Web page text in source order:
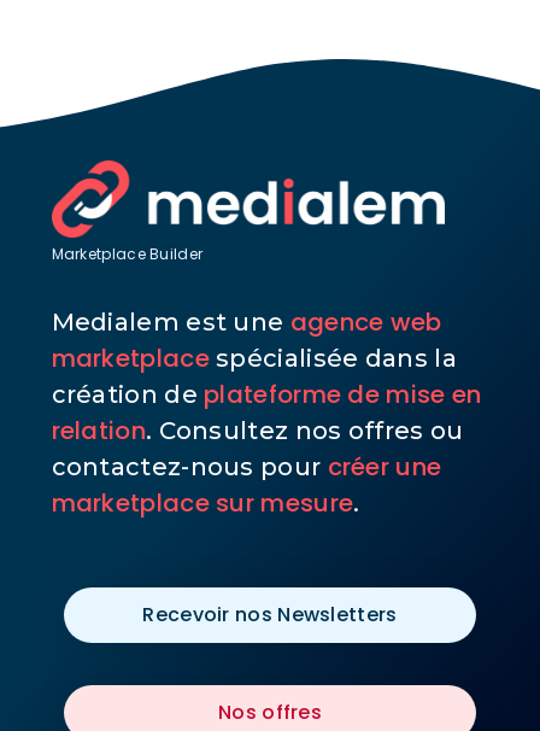
Marketplace Builder
Medialem est une agence web
marketplacespécialisée dans la
création de plateforme de mise en
relation. Consultez nos offres ou
contactez-nous pour créer une
marketplace sur mesure.
Recevoir nos Newsletters
Nos offres